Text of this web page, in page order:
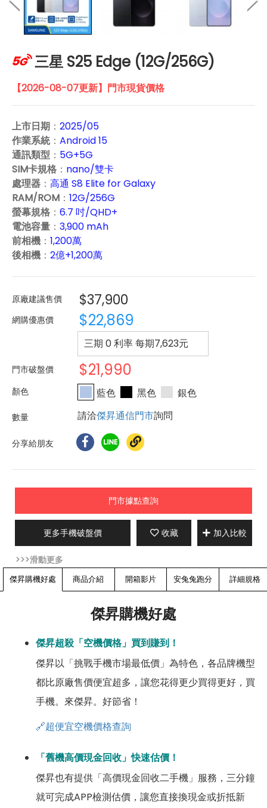
三星 S25 Edge (12G/256G)
【2026-08-07更新】門市現貨價格
上市日期 ： 2025/05
作業系統： Android 15
通訊類型 ： 5G+5G
SIM卡規格 ： nano/雙卡
處理器 ： 高通 S8 Elite for Galaxy
RAM/ROM ： 12G/256G
螢幕規格 ： 6.7 吋/QHD+
電池容量 ： 3,900 mAh
前相機 ： 1,200萬
後相機 ： 2億+1,200萬
原廠建議售價 $37,900
網購優惠價 $22,869
三期 0 利率 每期7,623元
門市破盤價 $21,990
藍色 黑色
銀色
請洽傑昇通信門市詢問
分享給朋友
門市據點查詢
更多手機破盤價 收藏 加入比較
傑昇購機好處 商品介紹 開箱影片 安兔兔跑分 詳細規格
傑昇購機好處
傑昇超殺「空機價格」買到賺到！
傑昇以「挑戰手機市場最低價」為特色，各品牌機型
都比原廠售價便宜超多，讓您花得更少買得更好，買
手機。來傑昇。好節省！
🔗超便宜空機價格查詢
「舊機高價現金回收」快速估價！
傑昇也有提供「高價現金回收二手機」服務，三分鐘
就可完成APP檢測估價，讓您直接換現金或折抵新